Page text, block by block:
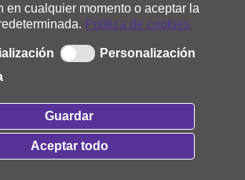
en cualquier momento o aceptar la
Política de cookies
Personalización
Guardar
Aceptar todo
de control de energías renovables
fotovoltaica y solar en España
de control de energías renovables
2026